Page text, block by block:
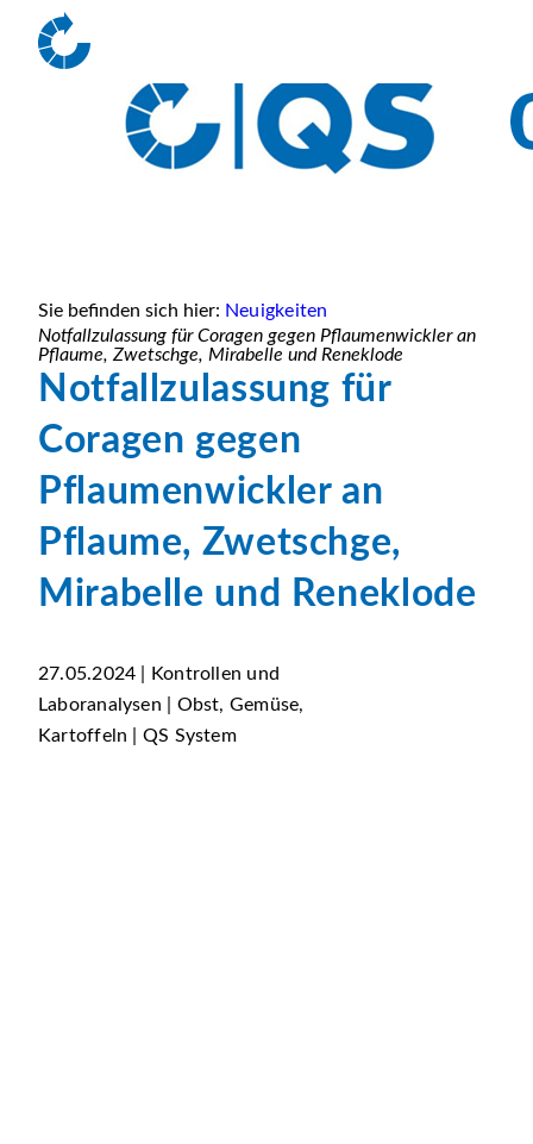
Sie befinden sich hier: Neuigkeiten
Notfallzulassung für Coragen gegen Pflaumenwickler an
Pflaume, Zwetschge, Mirabelle und Reneklode
Notfallzulassung für
Coragen gegen
Pflaumenwickler an
Pflaume, Zwetschge,
Mirabelle und Reneklode
27.05.2024 | Kontrollen und
Laboranalysen | Obst, Gemüse,
Kartoffeln | QS System